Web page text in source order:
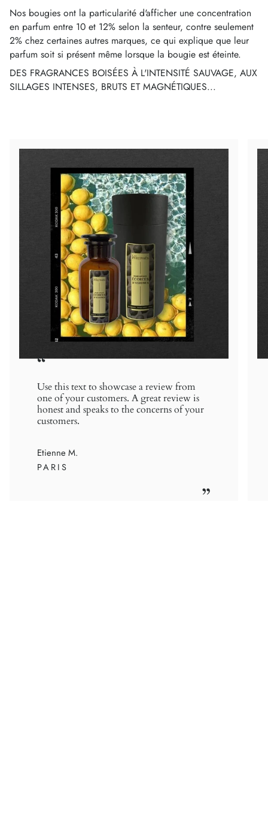
Nos bougies ont la particularité d'afficher une concentration
en parfum entre 10 et 12% selon la senteur, contre seulement
2% chez certaines autres marques, ce qui explique que leur
parfum soit si présent même lorsque la bougie est éteinte.
DES FRAGRANCES BOISÉES À L'INTENSITÉ SAUVAGE, AUX
SILLAGES INTENSES, BRUTS ET MAGNÉTIQUES...
“
Use this text to showcase a review from
one of your customers. A great review is
honest and speaks to the concerns of your
customers.
”
Etienne M.
PARIS